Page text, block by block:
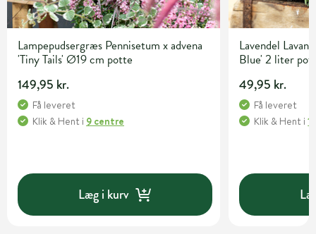
Lampepudsergræs Pennisetum x advena
'Tiny Tails' Ø19 cm potte
149,95 kr.
Få leveret
Klik & Hent i 9 centre
Læg i kurv
Lavendel
Blue' 2 liter
49,95 kr.
Få leveret
Klik & Hent i